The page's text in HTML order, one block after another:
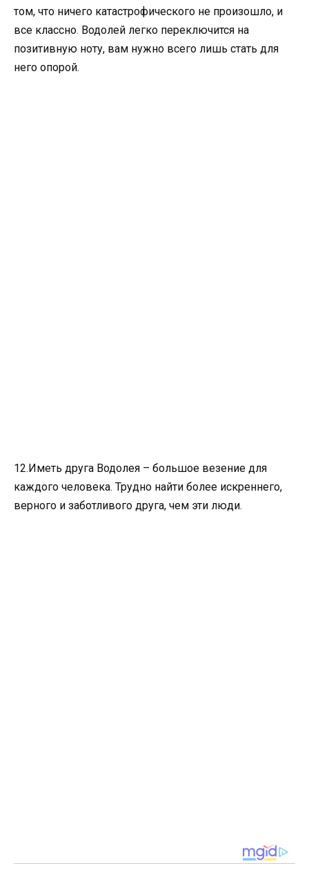
том, что ничего катастрофического не произошло, и
все классно. Водолей легко переключится на
позитивную ноту, вам нужно всего лишь стать для
него опорой.
12.Иметь друга Водолея – большое везение для
каждого человека. Трудно найти более искреннего,
верного и заботливого друга, чем эти люди.